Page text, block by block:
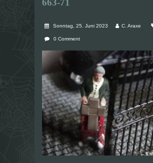
663-71
Sonntag, 25. Juni 2023 C. Araxe
0 Comment